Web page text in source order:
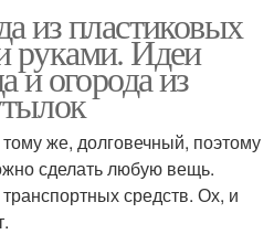
из пластиковых
руками. Идеи
и огорода из
же, долговечный, поэтому
сделать любую вещь.
средств. Ох, и